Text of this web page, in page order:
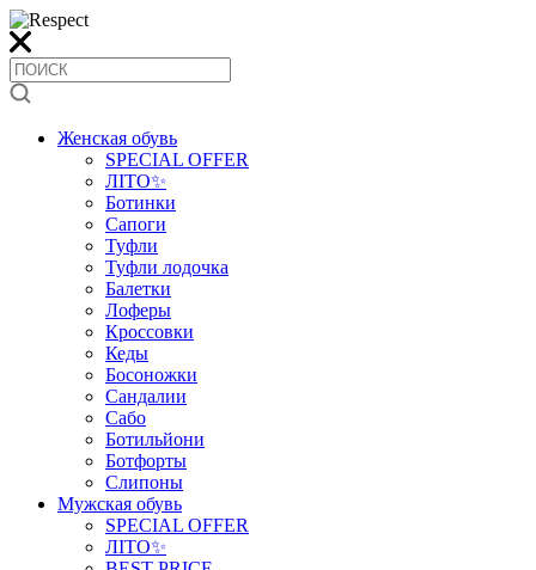
Женская обувь
SPECIAL OFFER
ЛІТО✨
Ботинки
Сапоги
Туфли
Туфли лодочка
Балетки
Лоферы
Кроссовки
Кеды
Босоножки
Сандалии
Сабо
Ботильйони
Ботфорты
Слипоны
Мужская обувь
SPECIAL OFFER
ЛІТО✨